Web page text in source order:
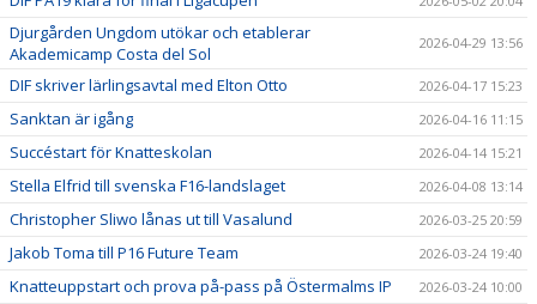
Djurgården Ungdom utökar och etablerar
Akademicamp Costa del Sol
2026-04-29 13:56
DIF skriver lärlingsavtal med Elton Otto 2026-04-17 15:23
Sanktan är igång 2026-04-16 11:15
Succéstart för Knatteskolan 2026-04-14 15:21
Stella Elfrid till svenska F16-landslaget 2026-04-08 13:14
Christopher Sliwo lånas ut till Vasalund 2026-03-25 20:59
Jakob Toma till P16 Future Team 2026-03-24 19:40
Knatteuppstart och prova på-pass på Östermalms IP 2026-03-24 10:00